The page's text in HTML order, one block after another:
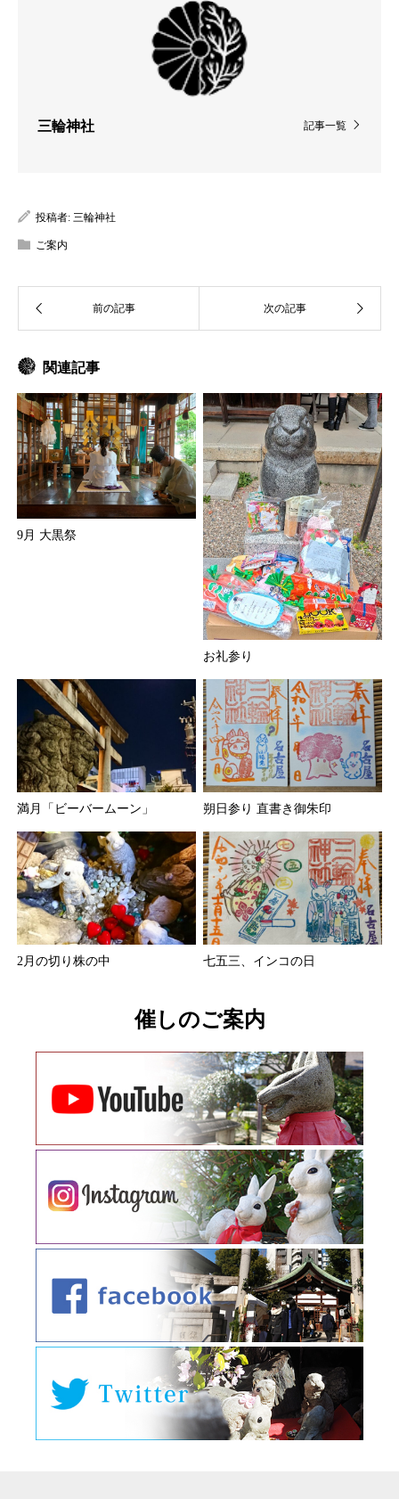
記事一覧
三輪神社
投稿者: 三輪神社
ご案内
関連記事
9月 大黒祭
お礼参り
満月「ビーバームーン」 朔日参り 直書き御朱印
2月の切り株の中 七五三、インコの日
催しのご案内